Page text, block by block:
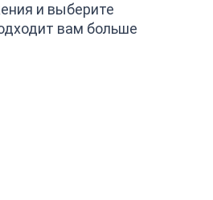
и выберите
вам больше